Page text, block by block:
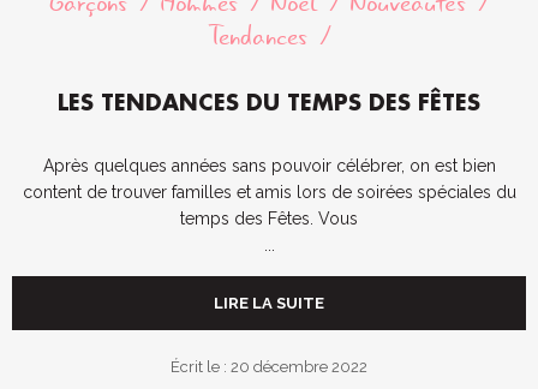
Tendances
LES TENDANCES DU TEMPS DES FÊTES
Après quelques années sans pouvoir célébrer, on est bien
content de trouver familles et amis lors de soirées spéciales du
temps des Fêtes. Vous
LIRE LA SUITE
Écrit le : 20 décembre 2022